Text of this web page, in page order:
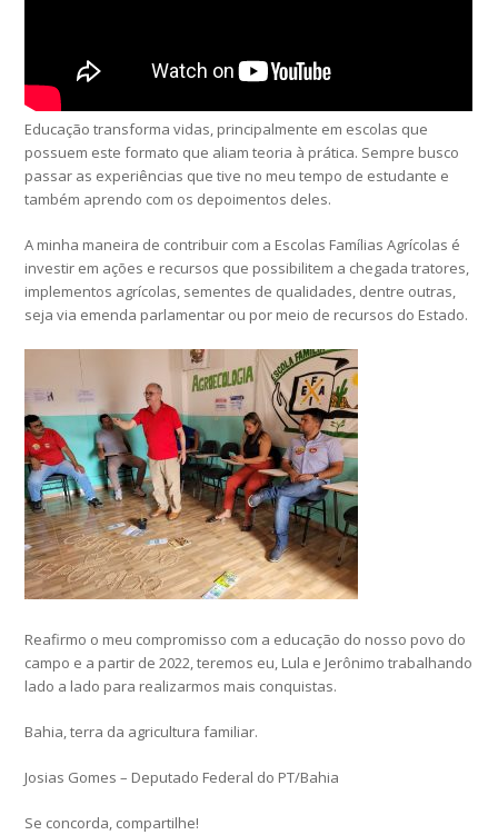
Educação transforma vidas, principalmente em escolas que
possuem este formato que aliam teoria à prática. Sempre busco
passar as experiências que tive no meu tempo de estudante e
também aprendo com os depoimentos deles.
A minha maneira de contribuir com a Escolas Famílias Agrícolas é
investir em ações e recursos que possibilitem a chegada tratores,
implementos agrícolas, sementes de qualidades, dentre outras,
seja via emenda parlamentar ou por meio de recursos do Estado.
Reafirmo o meu compromisso com a educação do nosso povo do
campo e a partir de 2022, teremos eu, Lula e Jerônimo trabalhando
lado a lado para realizarmos mais conquistas.
Bahia, terra da agricultura familiar.
Josias Gomes – Deputado Federal do PT/Bahia
Se concorda, compartilhe!